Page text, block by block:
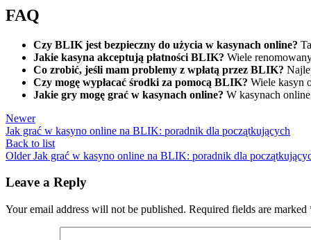
FAQ
Czy BLIK jest bezpieczny do użycia w kasynach online?
Jakie kasyna akceptują płatności BLIK? Wiele
Co zrobić, jeśli mam problemy z wpłatą przez BLIK?
Czy mogę wypłacać środki za pomocą BLIK? Wiele kasyn
Jakie gry mogę grać w kasynach online? W kasynach
Newer
Jak grać w kasyno online na BLIK: poradnik dla początkujących
Back to list
Older Jak grać w kasyno online na BLIK: poradnik dla
Leave a Reply
Your email address will not be published. Required fields are marked